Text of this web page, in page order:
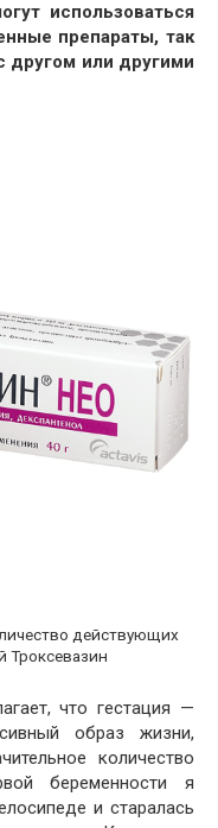
использоваться
препараты, так
другом или другими
действующих
Троксевазин
что гестация —
образ жизни,
количество
беременности я
и старалась